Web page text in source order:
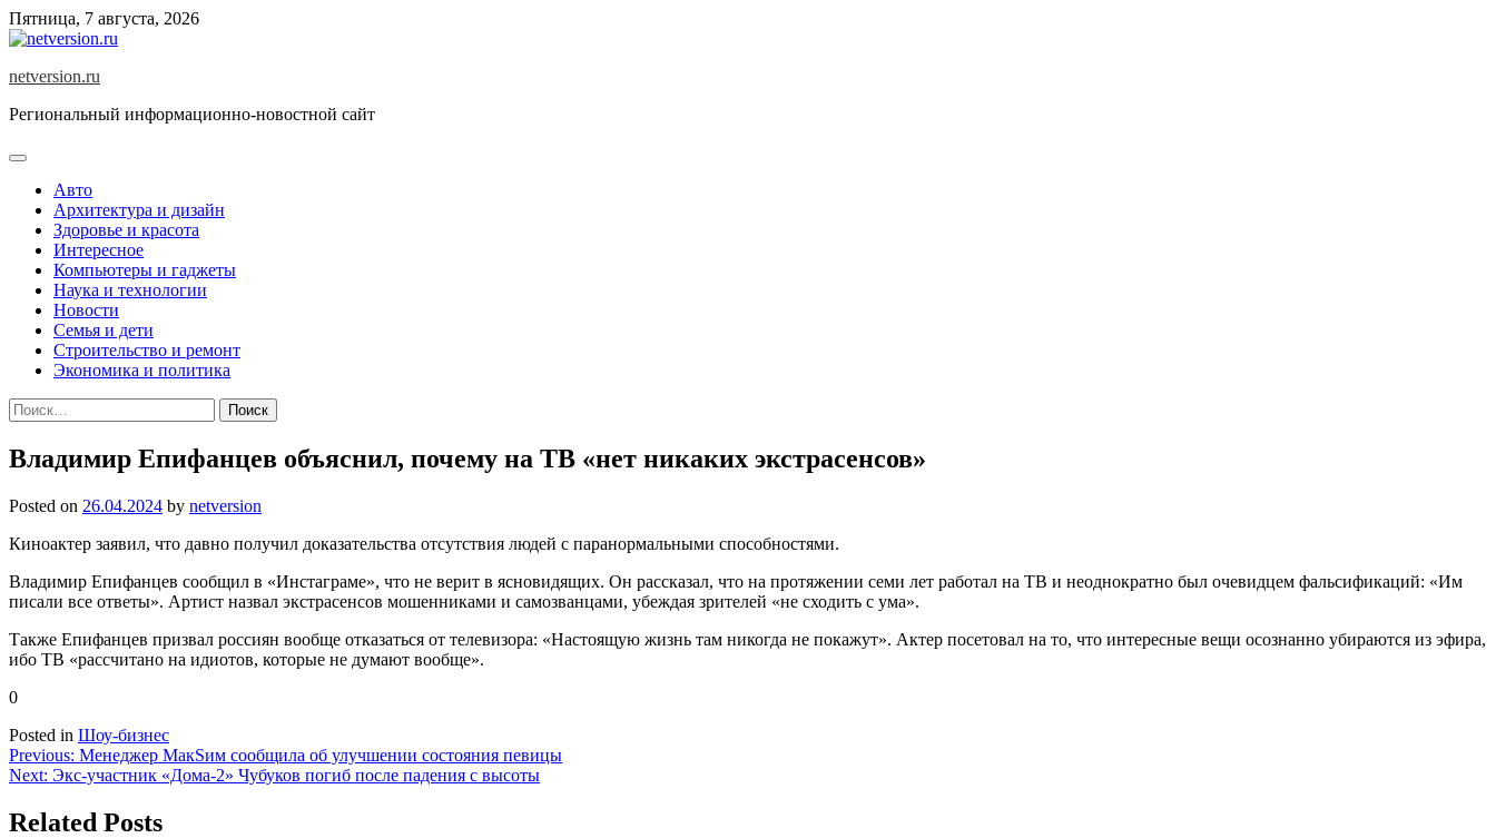
Skip
to
Пятница, 7 августа, 2026
netversion.ru
Региональный информационно-новостной сайт
Авто
Архитектура и дизайн
Здоровье и красота
Интересное
Компьютеры и гаджеты
Наука и технологии
Новости
Семья и дети
Строительство и ремонт
Экономика и политика
Найти:
Владимир Епифанцев объяснил, почему на ТВ «нет никаких экстрасенсов»
Posted on 26.04.2024 by netversion
Киноактер заявил, что давно получил доказательства отсутствия людей с паранормальными способностями.
Владимир Епифанцев сообщил в «Инстаграме», что не верит в ясновидящих. Он рассказал, что на протяжении семи лет работал на ТВ и неоднократно был очевидцем фальсификаций: «Им
писали все ответы». Артист назвал экстрасенсов мошенниками и самозванцами, убеждая зрителей «не сходить с ума».
Также Епифанцев призвал россиян вообще отказаться от телевизора: «Настоящую жизнь там никогда не покажут». Актер посетовал на то, что интересные вещи осознанно убираются из эфира,
ибо ТВ «рассчитано на идиотов, которые не думают вообще».
0
Posted in Шоу-бизнес
Навигация
по
записям
Previous: Менеджер МакSим сообщила об улучшении состояния певицы
Next: Экс-участник «Дома-2» Чубуков погиб после падения с высоты
Related Posts